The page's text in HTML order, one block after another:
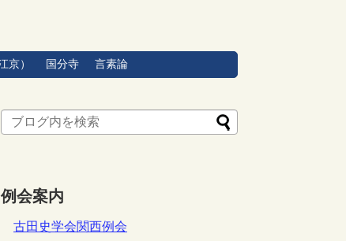
京） 国分寺 言素論
例会案内
古田史学会関西例会